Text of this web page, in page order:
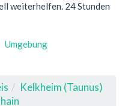
weiterhelfen. 24 Stunden
Umgebung
Kelkheim (Taunus)